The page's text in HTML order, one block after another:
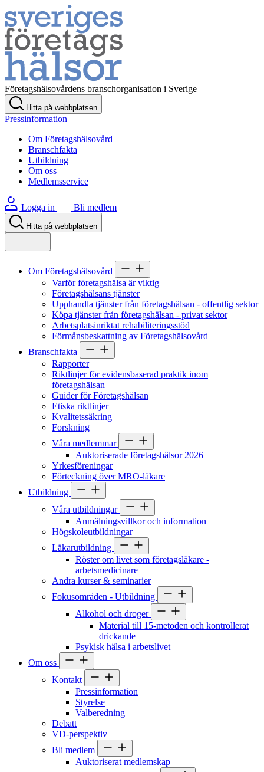
Företagshälsovårdens branschorganisation i Sverige
Hitta på webbplatsen
Pressinformation
Om Företagshälsovård
Branschfakta
Utbildning
Om oss
Medlemsservice
Logga in Bli medlem
Hitta på webbplatsen
Om Företagshälsovård
Varför företagshälsa är viktig
Företagshälsans tjänster
Upphandla tjänster från företagshälsan - offentlig sektor
Köpa tjänster från företagshälsan - privat sektor
Arbetsplatsinriktat rehabiliteringsstöd
Förmånsbeskattning av Företagshälsovård
Branschfakta
Rapporter
Riktlinjer för evidensbaserad praktik inom
företagshälsan
Guider för Företagshälsan
Etiska riktlinjer
Kvalitetssäkring
Forskning
Våra medlemmar
Auktoriserade företagshälsor 2026
Yrkesföreningar
Förteckning över MRO-läkare
Utbildning
Våra utbildningar
Anmälningsvillkor och information
Högskoleutbildningar
Läkarutbildning
Röster om livet som företagsläkare -
arbetsmedicinare
Andra kurser & seminarier
Fokusområden - Utbildning
Alkohol och droger
Material till 15-metoden och kontrollerat
drickande
Psykisk hälsa i arbetslivet
Om oss
Kontakt
Pressinformation
Styrelse
Valberedning
Debatt
VD-perspektiv
Bli medlem
Auktoriserat medlemskap